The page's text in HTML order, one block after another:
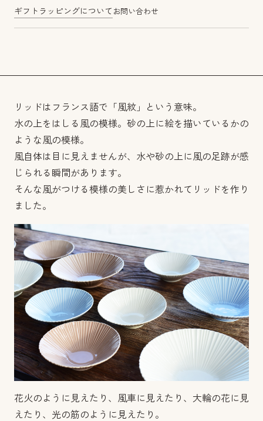
ギフトラッピングについて お問い合わせ
リッドはフランス語で「風紋」という意味。
水の上をはしる風の模様。砂の上に絵を描いているかの
ような風の模様。
風自体は目に見えませんが、水や砂の上に風の足跡が感
じられる瞬間があります。
そんな風がつける模様の美しさに惹かれてリッドを作り
ました。
花火のように見えたり、風車に見えたり、大輪の花に見
えたり、光の筋のように見えたり。